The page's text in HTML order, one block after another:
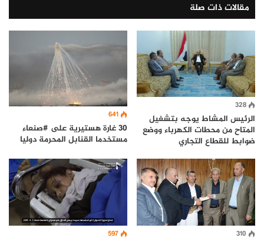
مقالات ذات صلة
328
الرئيس المشاط يوجه بتشغيل
المتاح من محطات الكهرباء ووضع
ضوابط للقطاع التجاري
641
30 غارة هستيرية على #صنعاء
مستخدما القنابل المحرمة دوليا
310
597